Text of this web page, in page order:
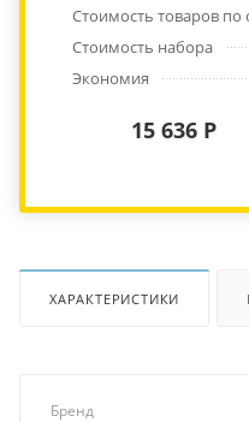
Стоимость товаров по
Стоимость набора
Экономия
15 636 Р
ХАРАКТЕРИСТИКИ
Бренд